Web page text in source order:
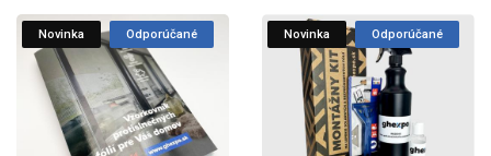
Novinka Odporúčané Novinka Odporúčané